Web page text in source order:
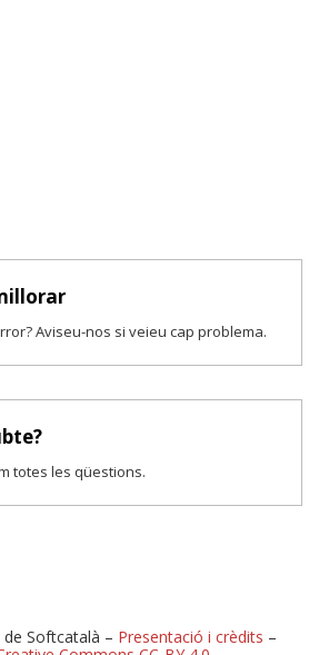
Aviseu-nos si veieu cap problema.
totes les qüestions.
Softcatalà – Presentació i crèdits –